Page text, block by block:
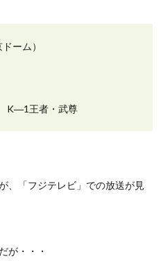
ーム）
K―1王者・ 武尊
、「フジテレビ」での放送が見
が・・・